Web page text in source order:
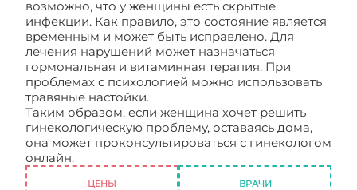
возможно, что у женщины есть скрытые
инфекции. Как правило, это состояние является
временным и может быть исправлено. Для
лечения нарушений может назначаться
гормональная и витаминная терапия. При
проблемах с психологией можно использовать
травяные настойки.
Таким образом, если женщина хочет решить
гинекологическую проблему, оставаясь дома,
она может проконсультироваться с гинекологом
онлайн.
ЦЕНЫ ВРАЧИ